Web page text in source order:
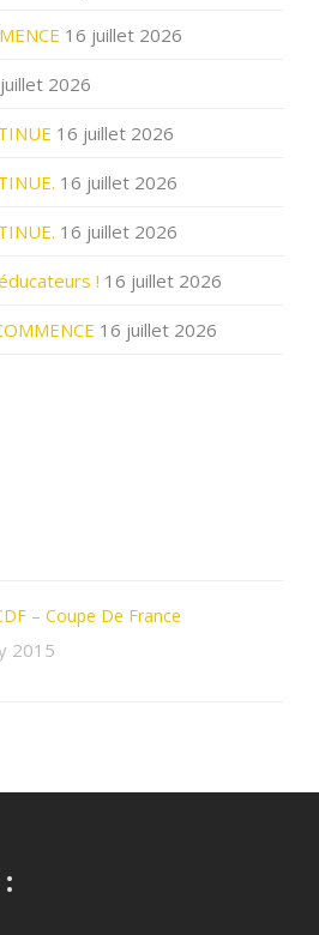
16 juillet 2026
2026
16 juillet 2026
16 juillet 2026
16 juillet 2026
! 16 juillet 2026
16 juillet 2026
– Coupe De France
2015
: